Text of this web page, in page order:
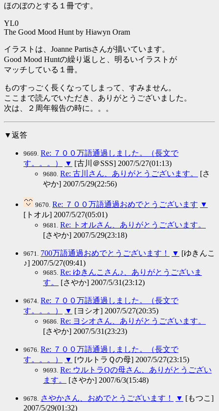
ほのぼのとする１冊です。
YL0
The Good Mood Hunt by Hiawyn Oram
イラストは、Joanne Partisさんが描いています。
Good Mood Huntの繰り返しと、明るいイラストが
マッチしている１冊。
ものすっごく長くなってしまって、すみません。
ここまで読んでいただき、ありがとうございました。
次は、２周年報告の時に。。。
▼返答
9669. Re: ７００万語通過しました。（長文で
す。。。）
▼ [古川＠SSS] 2007/5/27(01:13)
9680. Re: 古川さん、ありがとうございます。
[さ
やか] 2007/5/29(22:56)
9670. Re: ７００万語通過おめでとうございます ▼
[トオル] 2007/5/27(05:01)
9681. Re: トオルさん、ありがとうございます。
[さやか] 2007/5/29(23:18)
9671. 700万語通過おめでとうございます！ ▼ [ゆきんこ
♪] 2007/5/27(09:41)
9685. Re: ゆきんこさん♪、ありがとうございま
す。
[さやか] 2007/5/31(23:12)
9674. Re: ７００万語通過しました。（長文で
す。。。）
▼ [ヨシオ] 2007/5/27(20:35)
9686. Re: ヨシオさん、ありがとうございます。
[さやか] 2007/5/31(23:23)
9676. Re: ７００万語通過しました。（長文で
す。。。）
▼ [ウルトラＱの母] 2007/5/27(23:15)
9693. Re: ウルトラQの母さん、ありがとうござい
ます。
[さやか] 2007/6/3(15:48)
9678. さやかさん、おめでとうございます！ ▼ [もつこ]
2007/5/29(01:32)